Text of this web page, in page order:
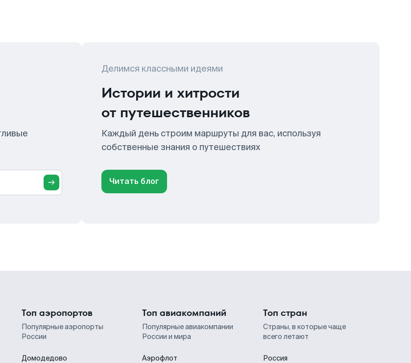
Делимся классными идеями
Истории и хитрости
от путешественников
Каждый день строим маршруты для вас, используя
собственные знания о путешествиях
Читать блог
Топ аэропортов
Популярные аэропорты
России
Домодедово
Топ авиакомпаний
Популярные авиакомпании
России и мира
Аэрофлот
Топ стран
Страны, в которые чаще
всего летают
Россия